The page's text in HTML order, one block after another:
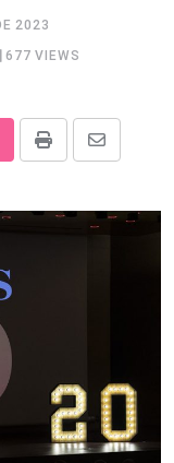
2023
677 VIEWS
Print
Share
Email